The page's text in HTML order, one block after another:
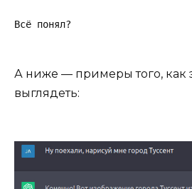
А ниже — примеры того, как
выглядеть: